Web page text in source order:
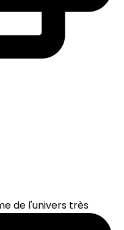
de l'univers très